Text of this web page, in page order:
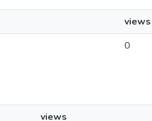
views
0
views